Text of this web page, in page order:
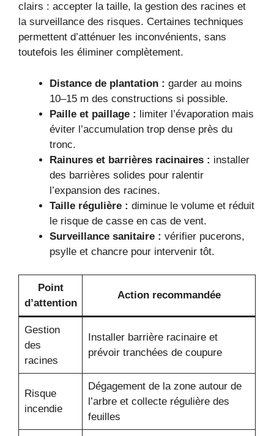
clairs : accepter la taille, la gestion des racines et
la surveillance des risques. Certaines techniques
permettent d’atténuer les inconvénients, sans
toutefois les éliminer complètement.
Distance de plantation : garder au moins
10–15 m des constructions si possible.
Paille et paillage : limiter l’évaporation mais
éviter l’accumulation trop dense près du
tronc.
Rainures et barrières racinaires : installer
des barrières solides pour ralentir
l’expansion des racines.
Taille régulière : diminue le volume et réduit
le risque de casse en cas de vent.
Surveillance sanitaire : vérifier pucerons,
psylle et chancre pour intervenir tôt.
Point
d’attention
Action recommandée
Gestion
des
racines
Installer barrière racinaire et
prévoir tranchées de coupure
Risque
incendie
Dégagement de la zone autour de
l’arbre et collecte régulière des
feuilles